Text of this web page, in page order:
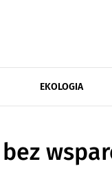
EKOLOGIA